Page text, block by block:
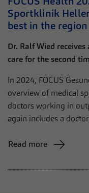
Sportklinik
best in the region
Dr. Ralf Wied
care for the second
In 2024, FOCUS
overview of medical
doctors working in
again includes a
Read more